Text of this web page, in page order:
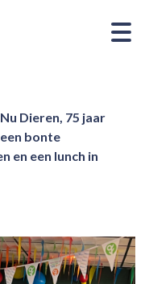
Dieren, 75 jaar
bonte
en een lunch in